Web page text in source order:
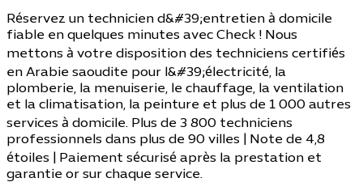
Réservez un technicien d&#39;entretien à domicile
fiable en quelques minutes avec Check ! Nous
mettons à votre disposition des techniciens certifiés
en Arabie saoudite pour l&#39;électricité, la
plomberie, la menuiserie, le chauffage, la ventilation
et la climatisation, la peinture et plus de 1 000 autres
services à domicile. Plus de 3 800 techniciens
professionnels dans plus de 90 villes | Note de 4,8
étoiles | Paiement sécurisé après la prestation et
garantie or sur chaque service.